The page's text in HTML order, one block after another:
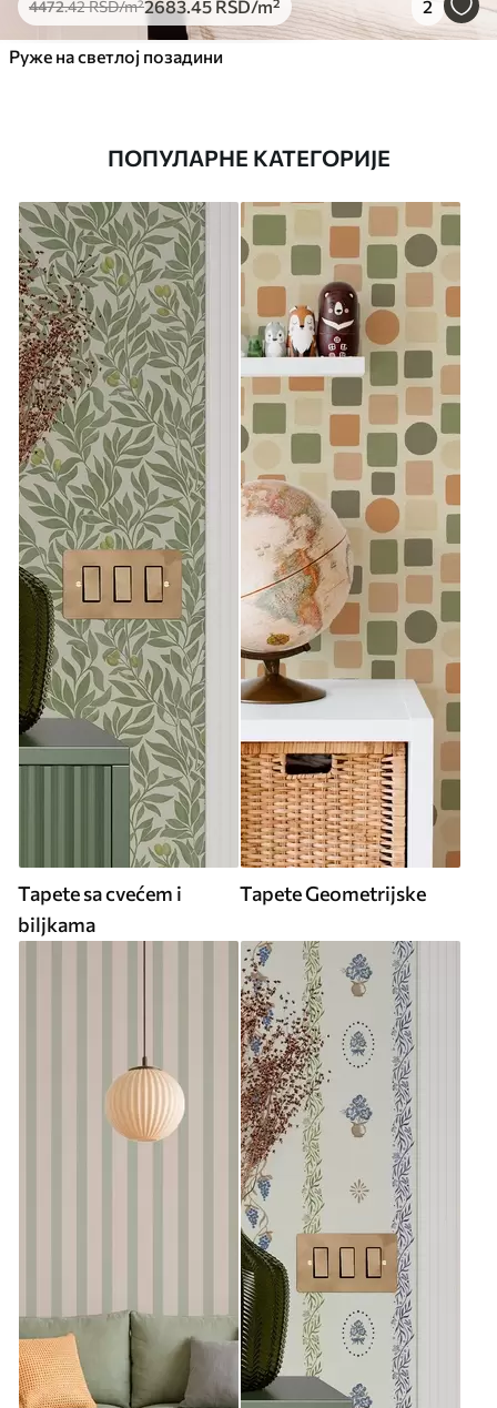
4472.42RSD/m²2683.45 RSD/m² 2
Руже на светлој позадини
ПОПУЛАРНЕ КАТЕГОРИЈЕ
Tapete sa cvećem i
biljkama
Tapete Geometrijske